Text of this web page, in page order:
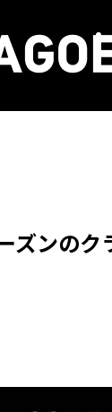
ズンの